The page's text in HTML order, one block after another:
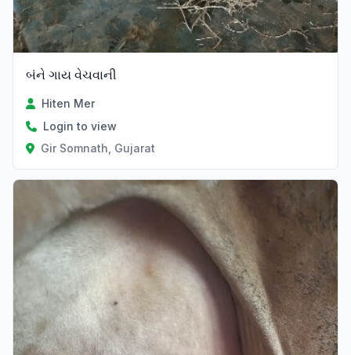
બંને ગાય વેચવાની
Hiten Mer
Login to view
Gir Somnath, Gujarat